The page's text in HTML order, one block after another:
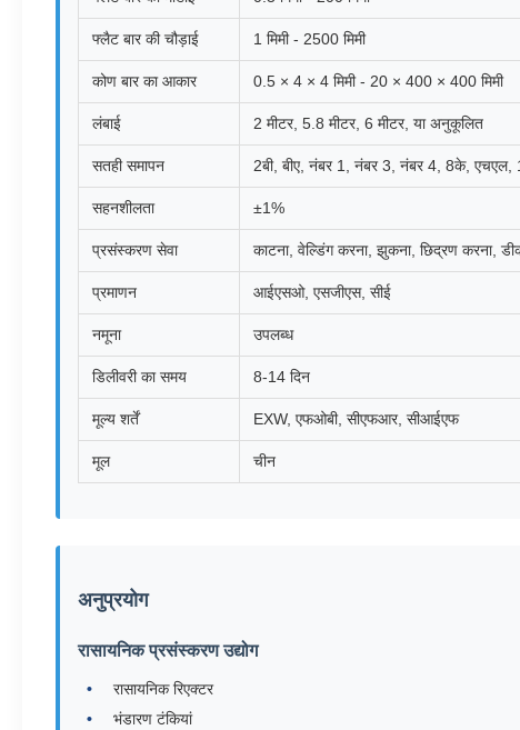
फ्लैट बार की चौड़ाई 1 मिमी - 2500 मिमी
कोण बार का आकार 0.5 × 4 × 4 मिमी - 20 × 400 × 400 मिमी
लंबाई 2 मीटर, 5.8 मीटर, 6 मीटर, या अनुकूलित
सतही समापन 2बी, बीए, नंबर 1, नंबर 3, नंबर 4, 8के, एचएल,
सहनशीलता ±1%
प्रसंस्करण सेवा काटना, वेल्डिंग करना, झुकना, छिद्रण करना,
प्रमाणन आईएसओ, एसजीएस, सीई
नमूना उपलब्ध
डिलीवरी का समय 8-14 दिन
मूल्य शर्तें EXW, एफओबी, सीएफआर, सीआईएफ
मूल चीन
अनुप्रयोग
रासायनिक प्रसंस्करण उद्योग
रासायनिक रिएक्टर
भंडारण टंकियां